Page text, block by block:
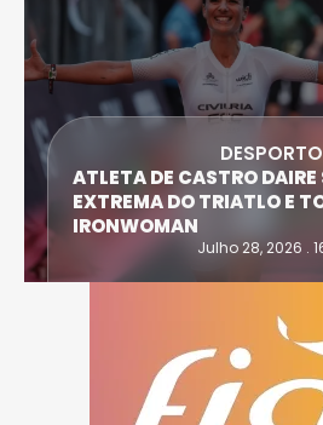
DESPORTO
ATLETA DE CASTRO DAIRE
EXTREMA DO TRIATLO E
IRONWOMAN
Julho 28, 2026 .